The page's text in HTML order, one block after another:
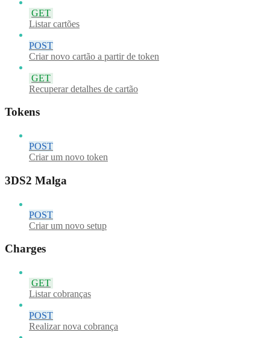
GET
Listar cartões
POST
Criar novo cartão a partir de token
GET
Recuperar detalhes de cartão
Tokens
POST
Criar um novo token
3DS2 Malga
POST
Criar um novo setup
Charges
GET
Listar cobranças
POST
Realizar nova cobrança